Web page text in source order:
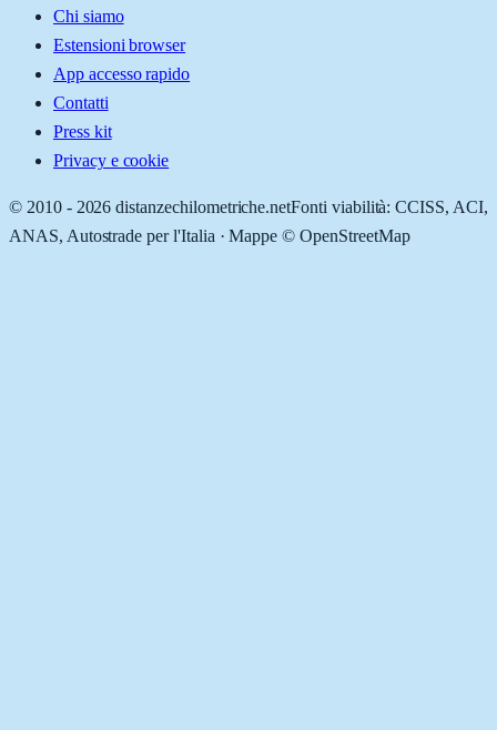
Chi siamo
Estensioni browser
App accesso rapido
Contatti
Press kit
Privacy e cookie
© 2010 - 2026 distanzechilometriche.netFonti viabilità: CCISS, ACI,
ANAS, Autostrade per l'Italia · Mappe © OpenStreetMap